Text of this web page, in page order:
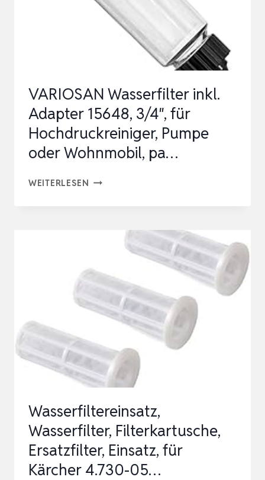
AUSWASCHBAR,
ERHÖHUNG
VARIOSAN Wasserfilter inkl.
Adapter 15648, 3/4″, für
Hochdruckreiniger, Pumpe
oder Wohnmobil, pa…
WEITERLESEN VARIOSAN
3/4″,
FÜR
HOCHDRUCKREINIGER,
PUMPE
ODER
WOHNMOBIL,
PA…
Wasserfiltereinsatz,
Wasserfilter, Filterkartusche,
Ersatzfilter, Einsatz, für
Kärcher 4.730-05…